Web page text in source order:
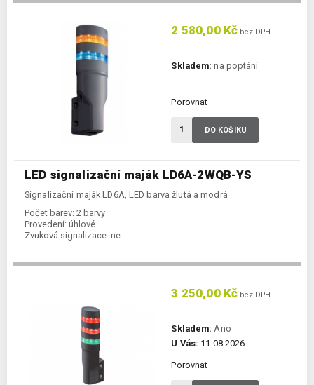
LED signalizační maják LD6A-2WQB-YS
Signalizační maják LD6A, LED barva žlutá a modrá
Počet barev: 2 barvy
Provedení: úhlové
Zvuková signalizace: ne
2 580,00 Kč bez DPH
Skladem: na poptání
Porovnat
DO KOŠÍKU
3 250,00 Kč bez DPH
Skladem: Ano
U Vás: 11.08.2026
Porovnat